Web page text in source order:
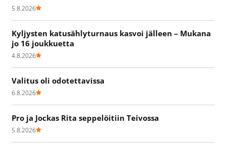
5.8.2026
Kyljysten katusählyturnaus kasvoi jälleen – Mukana
jo 16 joukkuetta
4.8.2026
Valitus oli odotettavissa
6.8.2026
Pro ja Jockas Rita seppelöitiin Teivossa
5.8.2026